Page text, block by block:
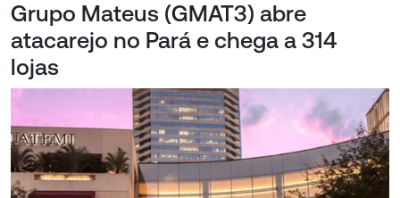
Grupo Mateus (GMAT3) abre
atacarejo no Pará e chega a 314
lojas